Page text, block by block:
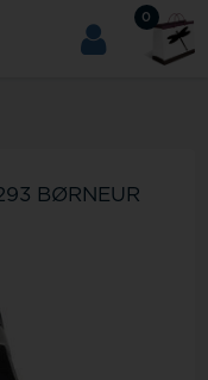
0
BØRNEUR